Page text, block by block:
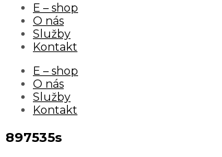
E – shop
O nás
Služby
Kontakt
E – shop
O nás
Služby
Kontakt
897535s